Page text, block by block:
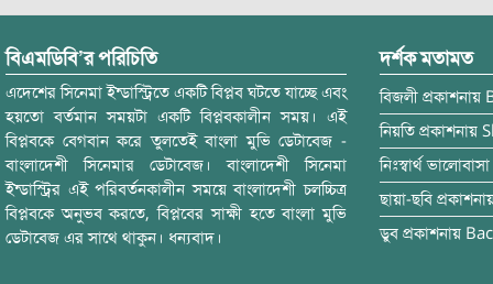
বিএমডিবি’র পরিচিতি
এদেশের সিনেমা ইন্ডাস্ট্রিতে একটি বিপ্লব ঘটতে যাচ্ছে এবং
হয়তো বর্তমান সময়টা একটি বিপ্লবকালীন সময়। এই
বিপ্লবকে বেগবান করে তুলতেই বাংলা মুভি ডেটাবেজ -
বাংলাদেশী সিনেমার ডেটাবেজ। বাংলাদেশী সিনেমা
ইন্ডাস্ট্রির এই পরিবর্তনকালীন সময়ে বাংলাদেশী চলচ্চিত্র
বিপ্লবকে অনুভব করতে, বিপ্লবের সাক্ষী হতে বাংলা মুভি
ডেটাবেজ এর সাথে থাকুন। ধন্যবাদ।
দর্শক মতামত
বিজলী প্রকাশনায়
নিয়তি প্রকাশনায়
নিঃস্বার্থ ভালোবাসা
ছায়া-ছবি
ডুব প্রকাশনায়